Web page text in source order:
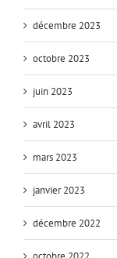
décembre 2023
octobre 2023
juin 2023
avril 2023
mars 2023
janvier 2023
décembre 2022